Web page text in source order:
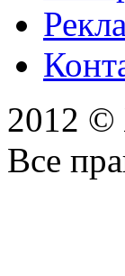
2012 ©
Все